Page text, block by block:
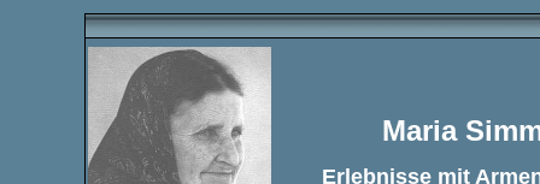
Maria
Erlebnisse mit